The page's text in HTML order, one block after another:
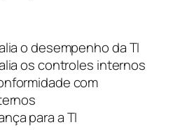
o desempenho da TI
os controles internos
com
para a TI